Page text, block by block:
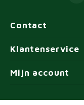
Contact
Klantenservice
Mijn account